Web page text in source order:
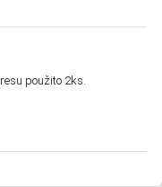
použito 2ks.